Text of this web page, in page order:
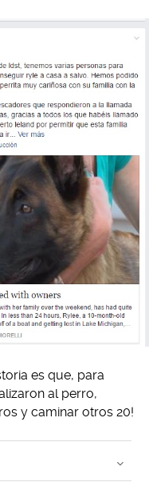
es que, para
al perro,
y caminar otros 20!